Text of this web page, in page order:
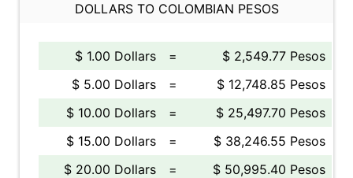
DOLLARS TO COLOMBIAN PESOS
$ 1.00 Dollars =
$ 2,549.77 Pesos
$ 5.00 Dollars
=
$ 12,748.85 Pesos
$ 10.00 Dollars
=
$ 25,497.70 Pesos
$ 15.00 Dollars
=
$ 38,246.55 Pesos
$ 20.00 Dollars
=
$ 50,995.40 Pesos